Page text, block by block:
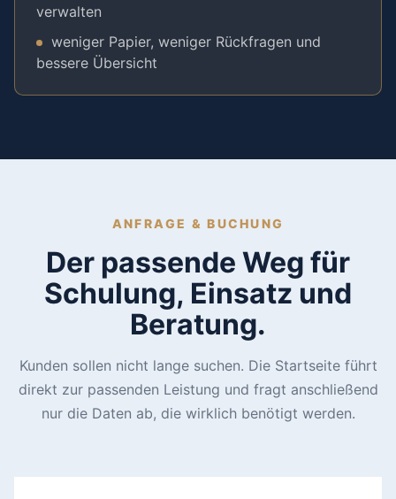
verwalten
weniger Papier, weniger Rückfragen und
bessere Übersicht
ANFRAGE & BUCHUNG
Der passende Weg für
Schulung, Einsatz und
Beratung.
Kunden sollen nicht lange suchen. Die Startseite führt
direkt zur passenden Leistung und fragt anschließend
nur die Daten ab, die wirklich benötigt werden.